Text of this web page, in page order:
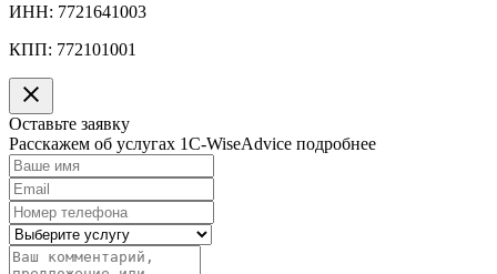
ИНН: 7721641003
КПП: 772101001
Оставьте заявку
Расскажем об услугах 1C-WiseAdvice подробнее